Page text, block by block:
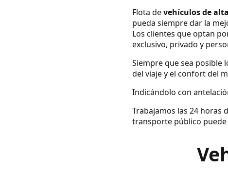
Flota devehículos de
pueda siempre dar la
Los clientes que optan
exclusivo, privado y
Siempre que sea posible
del viaje y el confort del
Indicándolo con
Trabajamos las 24 horas
transporte público